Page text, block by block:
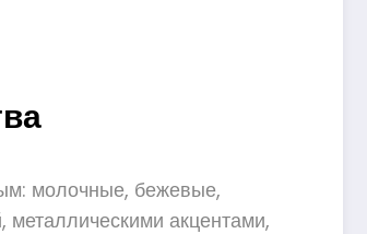
молочные, бежевые,
акцентами,